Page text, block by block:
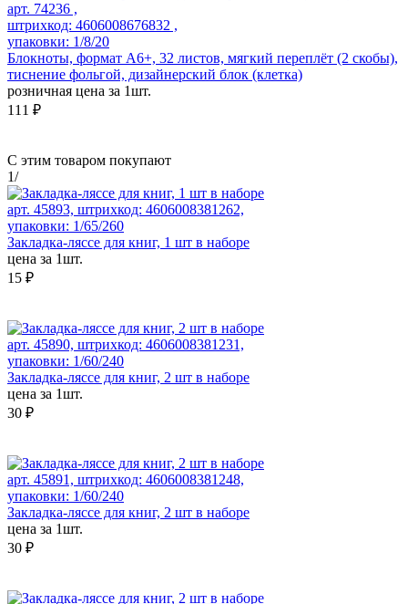
арт. 74236 ,
штрихкод: 4606008676832 ,
упаковки: 1/8/20
Блокноты, формат А6+, 32 листов, мягкий переплёт (2 скобы),
тиснение фольгой, дизайнерский блок (клетка)
розничная цена за 1шт.
111 ₽
С этим товаром покупают
1/
арт. 45893, штрихкод: 4606008381262,
упаковки: 1/65/260
Закладка-ляссе для книг, 1 шт в наборе
цена за 1шт.
15 ₽
арт. 45890, штрихкод: 4606008381231,
упаковки: 1/60/240
Закладка-ляссе для книг, 2 шт в наборе
цена за 1шт.
30 ₽
арт. 45891, штрихкод: 4606008381248,
упаковки: 1/60/240
Закладка-ляссе для книг, 2 шт в наборе
цена за 1шт.
30 ₽